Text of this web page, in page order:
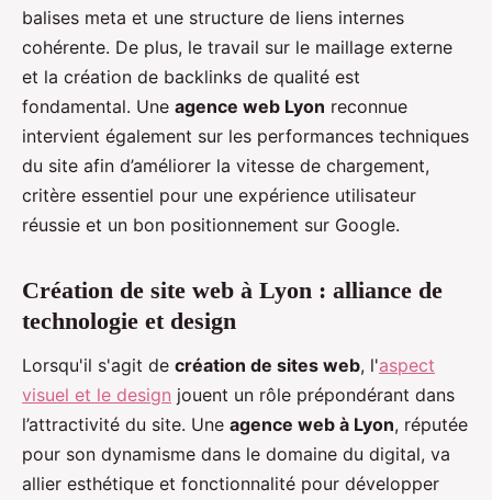
balises meta et une structure de liens internes
cohérente. De plus, le travail sur le maillage externe
et la création de backlinks de qualité est
fondamental. Une agence web Lyon reconnue
intervient également sur les performances techniques
du site afin d’améliorer la vitesse de chargement,
critère essentiel pour une expérience utilisateur
réussie et un bon positionnement sur Google.
Création de site web à Lyon : alliance de
technologie et design
Lorsqu'il s'agit de création de sites web, l'aspect
visuel et le design jouent un rôle prépondérant dans
l’attractivité du site. Une agence web à Lyon, réputée
pour son dynamisme dans le domaine du digital, va
allier esthétique et fonctionnalité pour développer